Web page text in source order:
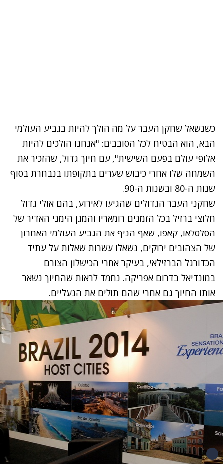
כשנשאל שחקן העבר על מה הולך להיות בגביע העולמי
הבא, הוא הבטיח לכל הסובבים: "אנחנו הולכים להיות
אלופי עולם בפעם השישית", עם חיוך גדול, שהזכיר את
השמחה שלו אחרי כיבוש שערים בתקופתו בנבחרת בסוף
שנות ה-80 ובשנות ה-90.
שחקני העבר הגדולים שהגיעו לאירוע, בהם אולי גדול
חלוצי ברזיל בכל הזמנים רומאריו והמגן הימני האדיר של
הסלסלאו, קאפו, שאף הניף את הגביע העולמי האחרון
של הצהובים ירוקים, נשאלו עשרות שאלות על עתיד
הכדורגל הברזילאי, בעיקר אחרי הכישלון הצורם
במונדיאל בדרום אפריקה. נחמד לראות שהחיוך נשאר
אותו החיוך גם אחרי שהם תולים את הנעליים.